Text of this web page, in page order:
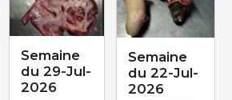
Semaine
du 29-Jul-
2026
Semaine
du 22-Jul-
2026